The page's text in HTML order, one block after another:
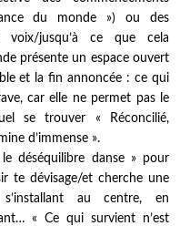
du monde ») ou des
jusqu’à ce que cela
présente un espace ouvert
et la fin annoncée : ce qui
car elle ne permet pas le
se trouver « Réconcilié,
d’immense ».
déséquilibre danse » pour
te dévisage/et cherche une
au centre, en
« Ce qui survient n’est